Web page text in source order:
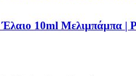
Έλαιο 10ml Μελιμπάμπα |